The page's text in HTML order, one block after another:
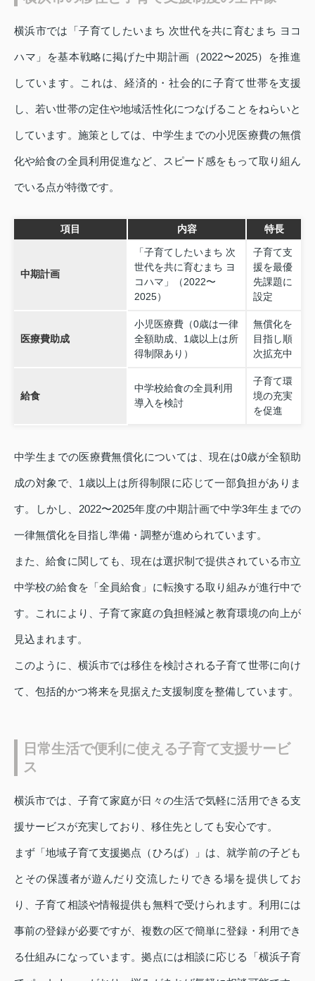
横浜市では「子育てしたいまち 次世代を共に育むまち ヨコ
ハマ」を基本戦略に掲げた中期計画（2022〜2025）を推進
しています。これは、経済的・社会的に子育て世帯を支援
し、若い世帯の定住や地域活性化につなげることをねらいと
しています。施策としては、中学生までの小児医療費の無償
化や給食の全員利用促進など、スピード感をもって取り組ん
でいる点が特徴です。
項目 内容 特長
中期計画
「子育てしたいまち 次
世代を共に育むまち ヨ
コハマ」（2022〜
2025）
子育て支
援を最優
先課題に
設定
医療費助成
小児医療費（0歳は一律
全額助成、1歳以上は所
得制限あり）
無償化を
目指し順
次拡充中
給食
中学校給食の全員利用
導入を検討
子育て環
境の充実
を促進
中学生までの医療費無償化については、現在は0歳が全額助
成の対象で、1歳以上は所得制限に応じて一部負担がありま
す。しかし、2022〜2025年度の中期計画で中学3年生までの
一律無償化を目指し準備・調整が進められています。
また、給食に関しても、現在は選択制で提供されている市立
中学校の給食を「全員給食」に転換する取り組みが進行中で
す。これにより、子育て家庭の負担軽減と教育環境の向上が
見込まれます。
このように、横浜市では移住を検討される子育て世帯に向け
て、包括的かつ将来を見据えた支援制度を整備しています。
日常生活で便利に使える子育て支援サービ
ス
横浜市では、子育て家庭が日々の生活で気軽に活用できる支
援サービスが充実しており、移住先としても安心です。
まず「地域子育て支援拠点（ひろば）」は、就学前の子ども
とその保護者が遊んだり交流したりできる場を提供してお
り、子育て相談や情報提供も無料で受けられます。利用には
事前の登録が必要ですが、複数の区で簡単に登録・利用でき
る仕組みになっています。拠点には相談に応じる「横浜子育